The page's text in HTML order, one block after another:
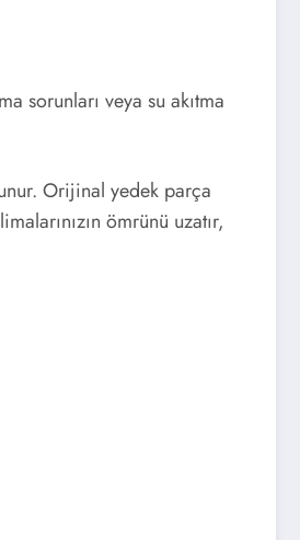
sorunları veya su akıtma
Orijinal yedek parça
ömrünü uzatır,